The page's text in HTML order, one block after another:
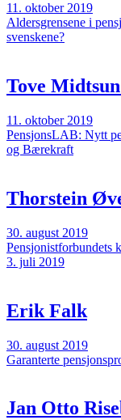
11. oktober 2019
Aldersgrensene i
svenskene?
Tove
11. oktober 2019
PensjonsLAB: Nytt
og Bærekraft
Thorstein
30. august 2019
Pensjonistforbundets
3. juli 2019
Erik Falk
30. august 2019
Garanterte
Jan Otto